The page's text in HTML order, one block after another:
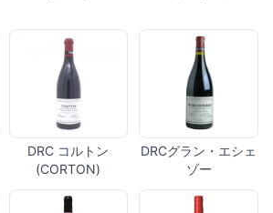
DRC コルトン
(CORTON)
DRCグラン・エシェ
ゾー